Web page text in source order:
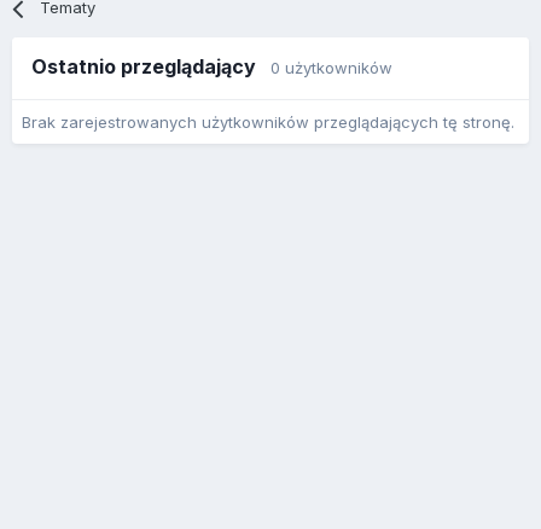
Tematy
Ostatnio przeglądający 0 użytkowników
Brak zarejestrowanych użytkowników przeglądających tę stronę.